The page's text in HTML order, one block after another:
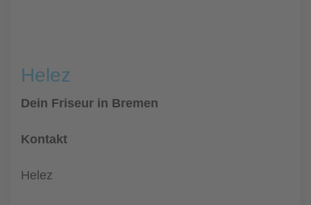
Helez
Dein Friseur in Bremen
Kontakt
Helez